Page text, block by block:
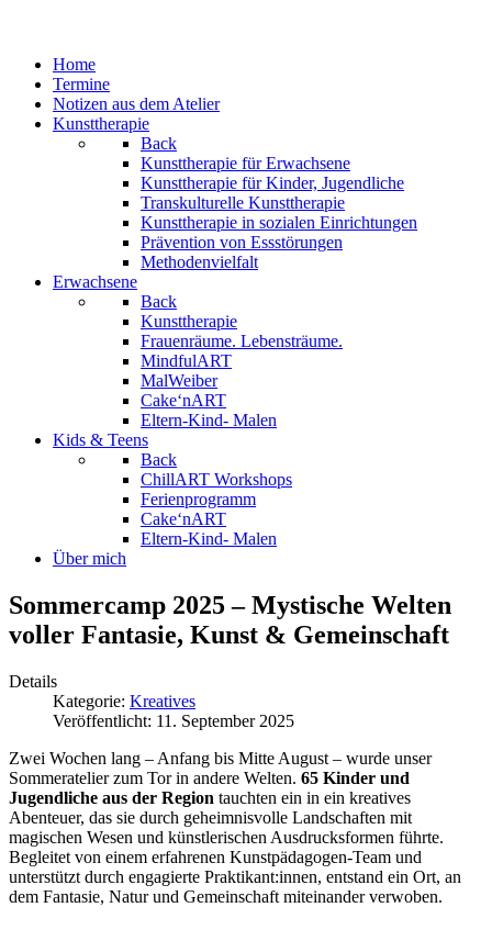
Home
Termine
Notizen aus dem Atelier
Kunsttherapie
Back
Kunsttherapie für Erwachsene
Kunsttherapie für Kinder, Jugendliche
Transkulturelle Kunsttherapie
Kunsttherapie in sozialen Einrichtungen
Prävention von Essstörungen
Methodenvielfalt
Erwachsene
Back
Kunsttherapie
Frauenräume. Lebensträume.
MindfulART
MalWeiber
Cake‘nART
Eltern-Kind- Malen
Kids & Teens
Back
ChillART Workshops
Ferienprogramm
Cake‘nART
Eltern-Kind- Malen
Über mich
Sommercamp 2025 – Mystische Welten
voller Fantasie, Kunst & Gemeinschaft
Details
Kategorie: Kreatives
Veröffentlicht: 11. September 2025
Zwei Wochen lang – Anfang bis Mitte August – wurde unser
Sommeratelier zum Tor in andere Welten. 65 Kinder und
Jugendliche aus der Region tauchten ein in ein kreatives
Abenteuer, das sie durch geheimnisvolle Landschaften mit
magischen Wesen und künstlerischen Ausdrucksformen führte.
Begleitet von einem erfahrenen Kunstpädagogen-Team und
unterstützt durch engagierte Praktikant:innen, entstand ein Ort, an
dem Fantasie, Natur und Gemeinschaft miteinander verwoben.